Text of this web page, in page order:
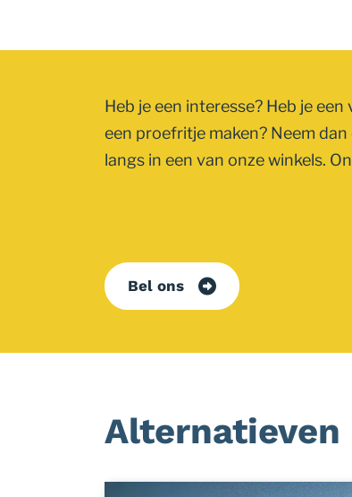
Heb je een interesse? Heb je
een proefritje maken? Neem
langs in een van onze winkels.
Bel ons
Alternatieven